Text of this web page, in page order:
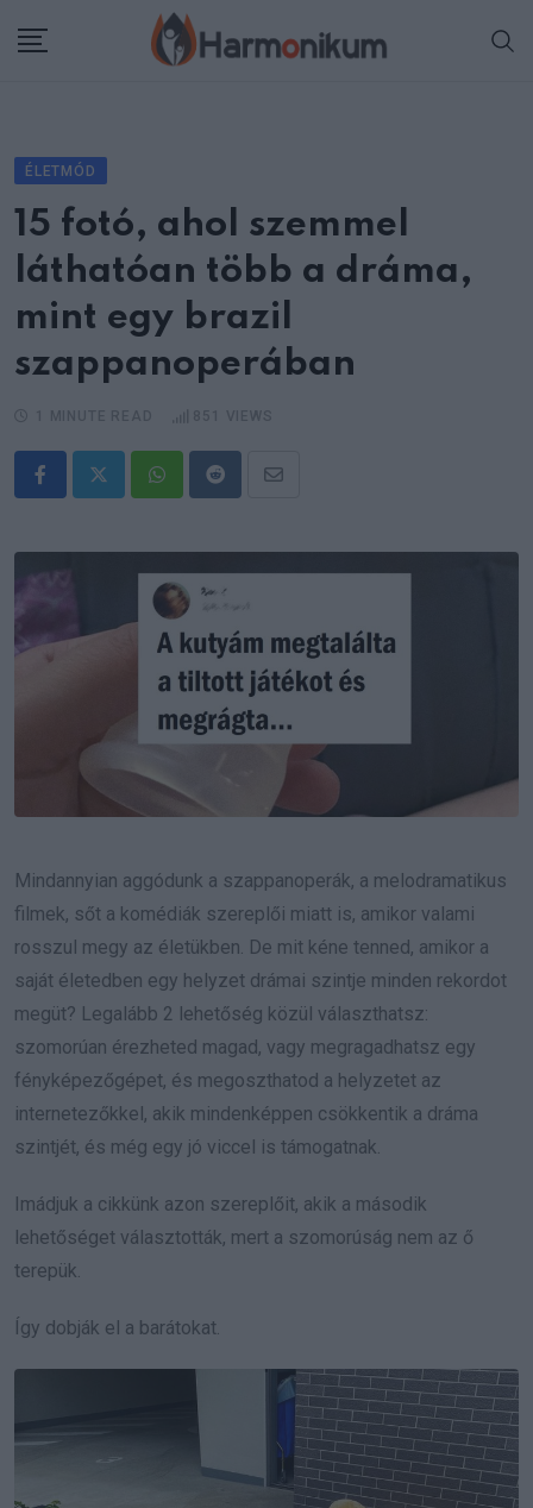
ÉLETMÓD
15 fotó, ahol szemmel
láthatóan több a dráma,
mint egy brazil
szappanoperában
WhatsappRedditShare
Email
Mindannyian aggódunk a szappanoperák, a melodramatikus
filmek, sőt a komédiák szereplői miatt is, amikor valami
rosszul megy az életükben. De mit kéne tenned, amikor a
saját életedben egy helyzet drámai szintje minden rekordot
megüt? Legalább 2 lehetőség közül választhatsz:
szomorúan érezheted magad, vagy megragadhatsz egy
fényképezőgépet, és megoszthatod a helyzetet az
internetezőkkel, akik mindenképpen csökkentik a dráma
szintjét, és még egy jó viccel is támogatnak.
Imádjuk a cikkünk azon szereplőit, akik a második
lehetőséget választották, mert a szomorúság nem az ő
terepük.
Így dobják el a barátokat.